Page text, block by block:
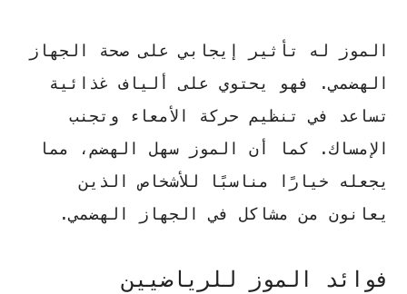
الموز له تأثير إيجابي على صحة الجهاز
الهضمي. فهو يحتوي على ألياف غذائية
تساعد في تنظيم حركة الأمعاء وتجنب
الإمساك. كما أن الموز سهل الهضم، مما
يجعله خيارًا مناسبًا للأشخاص الذين
يعانون من مشاكل في الجهاز الهضمي.
فوائد الموز للرياضيين